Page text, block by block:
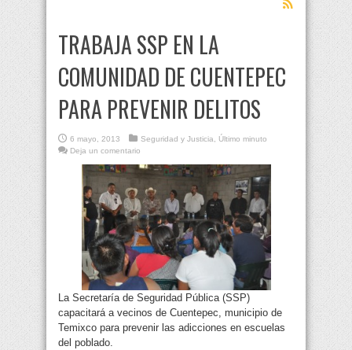
TRABAJA SSP EN LA
COMUNIDAD DE CUENTEPEC
PARA PREVENIR DELITOS
6 mayo, 2013 Seguridad y Justicia, Último minuto
Deja un comentario
La Secretaría de Seguridad Pública (SSP)
capacitará a vecinos de Cuentepec, municipio de
Temixco para prevenir las adicciones en escuelas
del poblado.